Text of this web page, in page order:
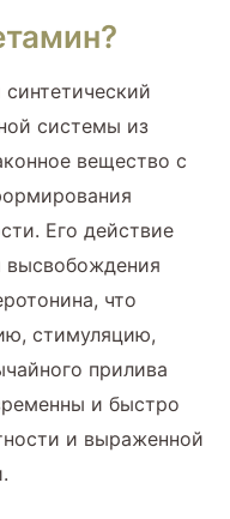
системы из
вещество с
Его действие
высвобождения
что
стимуляцию,
прилива
и быстро
и выраженной